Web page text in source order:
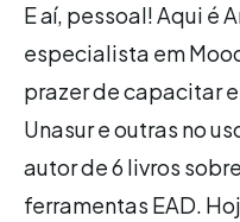
E aí, pessoal! Aqui é
especialista em
prazer de capacitar
Unasur e outras no
autor de 6 livros
ferramentas EAD.